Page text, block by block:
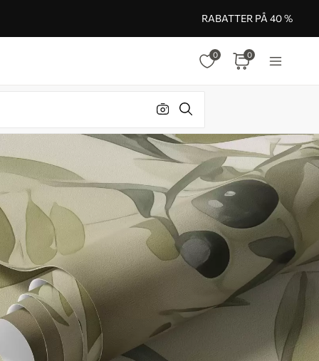
RABATTER PÅ 40 %
0 0